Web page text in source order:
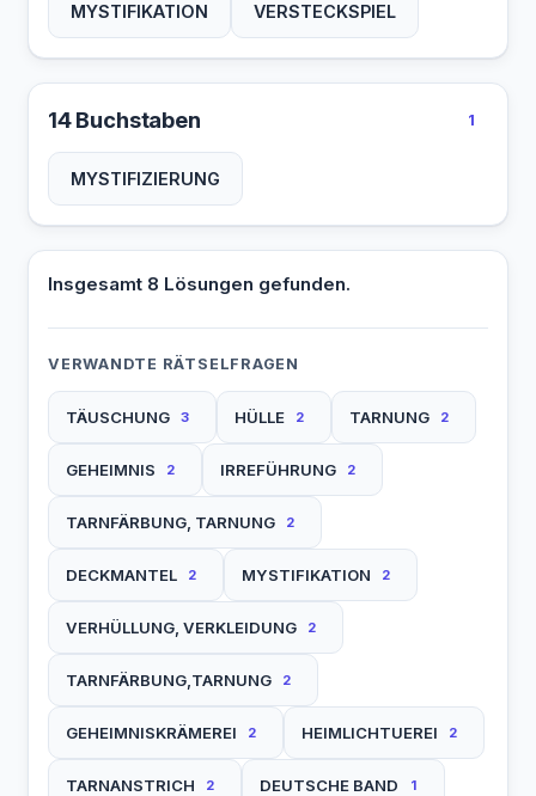
MYSTIFIKATION VERSTECKSPIEL
14 Buchstaben 1
MYSTIFIZIERUNG
Insgesamt 8 Lösungen gefunden.
VERWANDTE RÄTSELFRAGEN
TÄUSCHUNG 3 HÜLLE 2 TARNUNG 2
GEHEIMNIS 2 IRREFÜHRUNG 2
TARNFÄRBUNG, TARNUNG 2
DECKMANTEL 2 MYSTIFIKATION 2
VERHÜLLUNG, VERKLEIDUNG 2
TARNFÄRBUNG,TARNUNG 2
GEHEIMNISKRÄMEREI 2 HEIMLICHTUEREI 2
TARNANSTRICH 2 DEUTSCHE BAND 1